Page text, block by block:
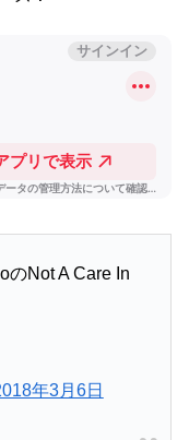
のNot A Care In
年3月6日